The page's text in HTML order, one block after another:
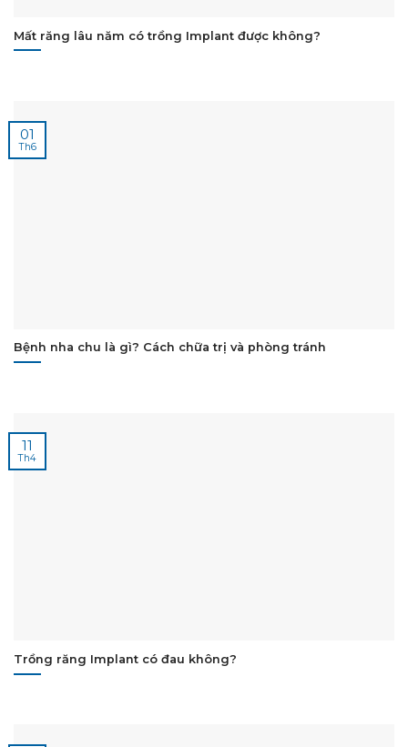
Mất răng lâu năm có trồng Implant được không?
Bệnh nha chu là gì? Cách chữa trị và phòng tránh
01
Th6
Trồng răng Implant có đau không?
11
Th4